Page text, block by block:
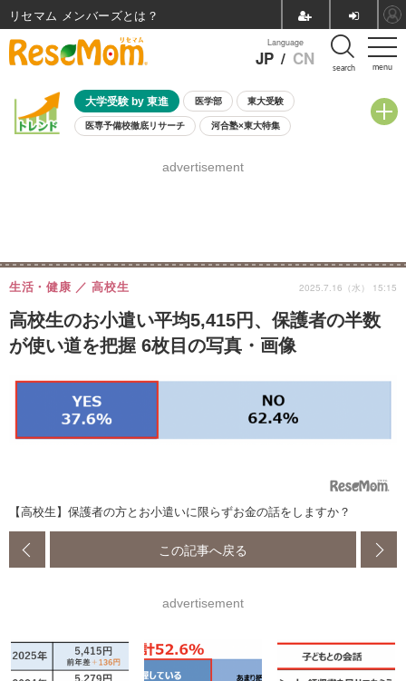
menu
Language
JP / CN search
大学受験 by 東進 医学部 東大受験
医専予備校徹底リサーチ 河合塾×東大特集
8月開催学校説明会・相談会
advertisement
高校生のお小遣い平均5,415円、保護者の半数
が使い道を把握 6枚目の写真・画像
生活・健康 高校生 2025.7.16（水） 15:15
【高校生】保護者の方とお小遣いに限らずお金の話をしますか？
この記事へ戻る
advertisement
リセマム メンバーズ